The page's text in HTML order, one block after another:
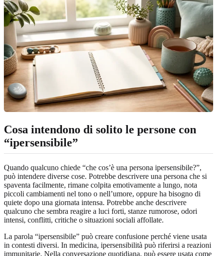
Cosa intendono di solito le persone con
“ipersensibile”
Quando qualcuno chiede “che cos’è una persona ipersensibile?”,
può intendere diverse cose. Potrebbe descrivere una persona che si
spaventa facilmente, rimane colpita emotivamente a lungo, nota
piccoli cambiamenti nel tono o nell’umore, oppure ha bisogno di
quiete dopo una giornata intensa. Potrebbe anche descrivere
qualcuno che sembra reagire a luci forti, stanze rumorose, odori
intensi, conflitti, critiche o situazioni sociali affollate.
La parola “ipersensibile” può creare confusione perché viene usata
in contesti diversi. In medicina, ipersensibilità può riferirsi a reazioni
immunitarie. Nella conversazione quotidiana, può essere usata come